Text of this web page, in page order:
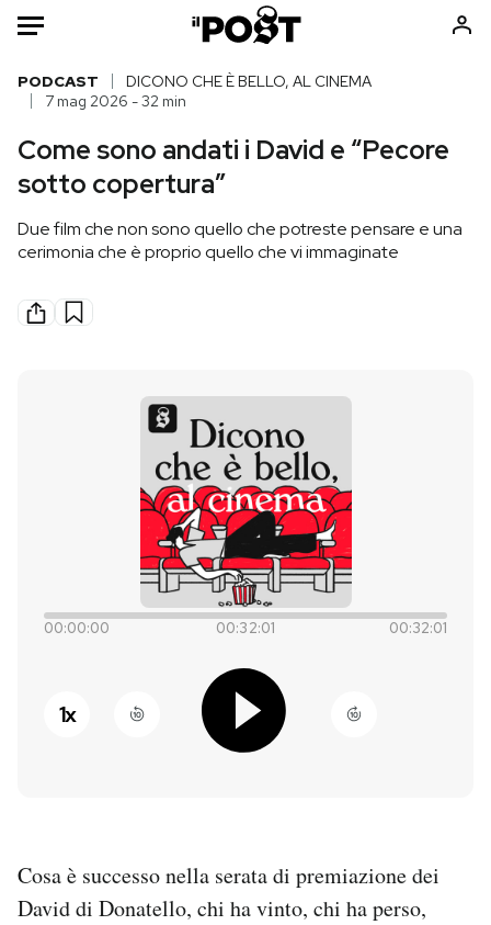
Auto
Italia
Politica
Consumismi
Mondiali calcio 2026
NEWSLETTER
PODCAST
DICONO CHE È BELLO, AL CINEMA
7 mag 2026 - 32 min
Come sono andati i David e “Pecore
sotto copertura”
Due film che non sono quello che potreste pensare e una
cerimonia che è proprio quello che vi immaginate
00:00:00 00:32:01 00:32:01
1x
Cosa è successo nella serata di premiazione dei
David di Donatello, chi ha vinto, chi ha perso,